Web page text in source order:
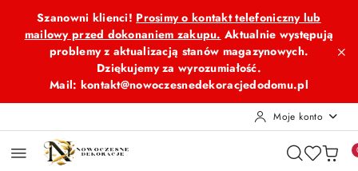
Przejdź do treści głównej
Przejdź do wyszukiwarki
Przejdź do moje konto
Przejdź do menu głównego
Przejdź do opisu produktu
Przejdź do stopki
Szanowni klienci! Prosimy o kontakt telefoniczny lub
mailowy przed dokonaniem zakupu. Aktualnie występują
problemy z aktualizacją stanów magazynowych.
Dziękujemy za wyrozumiałość.
Mail: kontakt@nowoczesnedekoracjedodomu.pl
Moje konto